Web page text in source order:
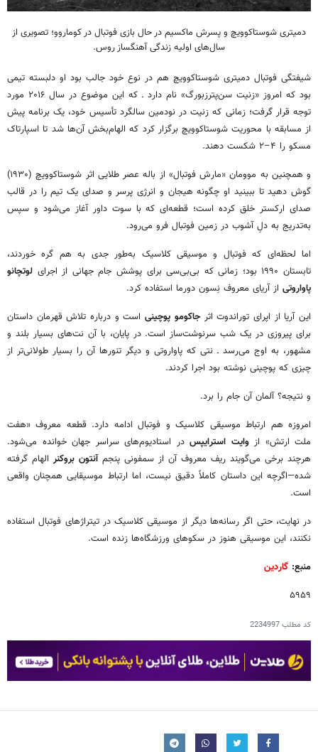
دمیتری شوستاکوویچ و پسرش ماکسیم در حال بازی فوتبال در کوماروو؛ تصویری از
سال‌های اولیه زندگی آهنگساز روس.
شیفتگی فوتبال دمیتری شوستاکوویچ هم در نوع خود جالب بود او دلبسته تیمی
بود که امروز «زنیت سن‌پترزبورگ» نام دارد ـ که این موضوع در سال ۲۰۱۶ مورد
توجه قرار گرفت؛ زمانی که زنیت در نودمین سالگرد تأسیس خود، یک برنامه پیش
از مسابقه با محوریت شوستاکوویچ برگزار کرد که الهام‌بخش آن‌ها شد تا اسپارتاک
مسکو را ۴–۲ شکست دهند.
و همچنین به موومان «مارش فوتبال» از باله عصر طلایی اثر شوستاکوویچ (۱۹۳۰)
گوش دهید تا ببینید او چگونه هیجان و انرژی پرسر و صدای یک تیم را در قالب
صدای ارکستر خلق کرده است؛ قطعه‌ای که با سوت داور آغاز می‌شود و سپس
به‌تدریج به دلِ آشوب در زمین فوتبال فرو می‌رود.
اما لحظه‌ای که فوتبال و موسیقی کلاسیک به‌طور جدی به هم گره خوردند،
تابستان ۱۹۹۰ بود؛ زمانی که بی‌بی‌سی برای پوشش جام جهانی از اجرای
لوتچانو
پاواروتی از آریای معروف نِسون دورما استفاده کرد.
این آریا از اپرای توراندوت اثرجاکومو پوچینیاست و درباره تلاش قهرمان داستان
برای پیروزی در یک شب سرنوشت‌ساز است. در پایان، با آن نت‌های بسیار بلند و
مشهور، به اوج می‌رسد ـ نتی که پاواروتی و دیگر تنورها آن را بسیار طولانی‌تر از
چیزی که پوچینی نوشته بود اجرا کردند.
و نتیجه؟ آلمان آن جام را برد.
امروزه هم ارتباط موسیقی کلاسیک و فوتبال ادامه دارد. قطعه معروف «هفت
ملت ارتش» ازوایت استرایپس در استادیوم‌های سراسر جهان خوانده می‌شود.
هرچند برخی می‌گویند ریف معروف آن از سمفونی پنجمآنتون بروکنر الهام گرفته
شده—اگرچه این داستان کاملاً دقیق نیست، اما ارتباط موسیقایی همچنان واقعی
است.
در نهایت، حتی اگر رسانه‌ها دیگر از موسیقی کلاسیک در تیتراژهای فوتبال استفاده
نکنند، این موسیقی هنوز در سکوهای ورزشگاه‌ها زنده است.
منبع: گاردین
۵۹۵۹
کد مطلب2234997